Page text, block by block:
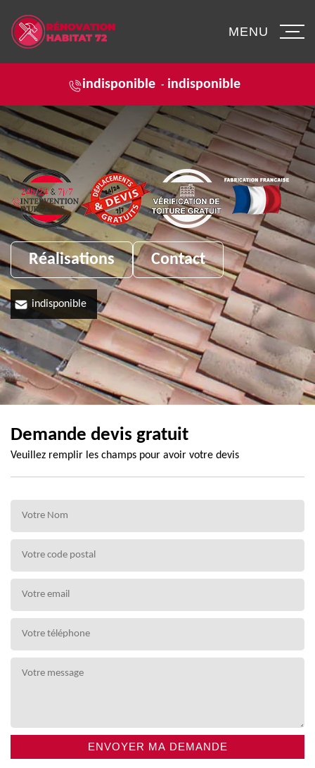
indisponible - indisponible
MENU
Réalisations Contact
indisponible
Demande devis gratuit
Veuillez remplir les champs pour avoir votre devis